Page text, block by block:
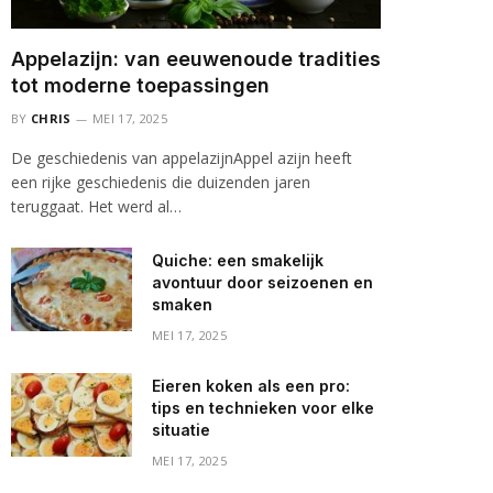
Appelazijn: van eeuwenoude tradities
tot moderne toepassingen
BY CHRIS MEI 17, 2025
De geschiedenis van appelazijnAppel azijn heeft
een rijke geschiedenis die duizenden jaren
teruggaat. Het werd al…
Quiche: een smakelijk
avontuur door seizoenen en
smaken
MEI 17, 2025
Eieren koken als een pro:
tips en technieken voor elke
situatie
MEI 17, 2025